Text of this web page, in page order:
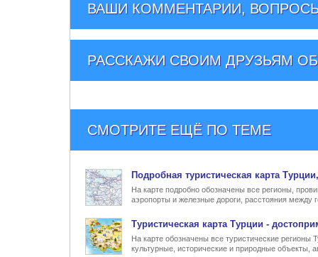
ВАШИ КОММЕНТАРИИ,
РАССКАЖИ СВОИМ ДРУЗЬЯМ
СМОТРИТЕ ЕЩЁ ПО ТЕМЕ
Подробная туристическая карта Турции
На карте подробно обозначены все регионы,
аэропорты и железные дороги, расстояния между
Туристическая карта Турции -
На карте обозначены все туристические
культурные, исторические и природные объекты,